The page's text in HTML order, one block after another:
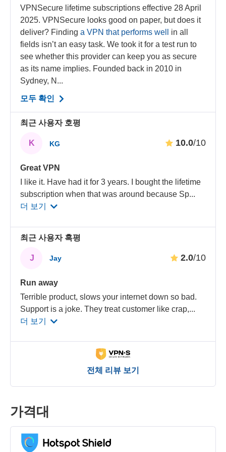
VPNSecure lifetime subscriptions effective 28 April
2025. VPNSecure looks good on paper, but does it
deliver? Findinga VPN that performs well
in all
fields isn’t an easy task. We took it for a test run to
see whether this provider can keep you as secure
as its name implies. Founded back in 2010 in
Sydney, N...
모두 확인
최근 사용자 호평
K KG 10.0/10
Great VPN
I like it. Have had it for 3 years. I bought the lifetime
subscription when that was around because Sp...
더 보기
최근 사용자 혹평
J Jay 2.0/10
Run away
Terrible product, slows your internet down so bad.
Support is a joke. They treat customer like crap,...
더 보기
전체 리뷰 보기
가격대